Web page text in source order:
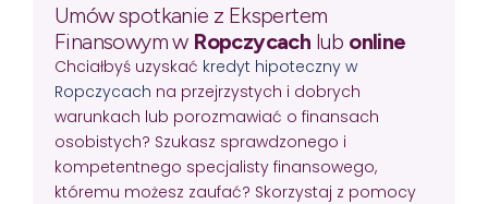
Umów spotkanie z Ekspertem
Finansowym wRopczycach lub online
Chciałbyś uzyskać kredyt hipoteczny w
Ropczycach na przejrzystych i dobrych
warunkach lub porozmawiać o finansach
osobistych? Szukasz sprawdzonego i
kompetentnego specjalisty finansowego,
któremu możesz zaufać? Skorzystaj z pomocy